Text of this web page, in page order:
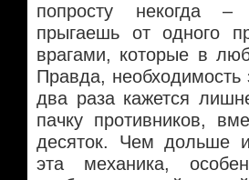
попросту некогда –
прыгаешь от одного
врагами, которые в
Правда,
два раза кажется
пачку противников,
десяток. Чем дольше
эта механика,